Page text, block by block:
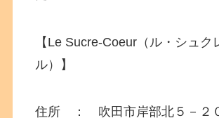
【Le Sucre-Coeur（ル・シュク
ル）】
住所 ： 吹田市岸部北５－